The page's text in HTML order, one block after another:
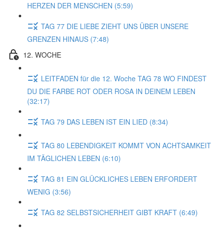
HERZEN DER MENSCHEN (5:59)
TAG 77 DIE LIEBE ZIEHT UNS ÜBER UNSERE
GRENZEN HINAUS (7:48)
12. WOCHE
LEITFADEN für die 12. Woche TAG 78 WO FINDEST
DU DIE FARBE ROT ODER ROSA IN DEINEM LEBEN
(32:17)
TAG 79 DAS LEBEN IST EIN LIED (8:34)
TAG 80 LEBENDIGKEIT KOMMT VON ACHTSAMKEIT
IM TÄGLICHEN LEBEN (6:10)
TAG 81 EIN GLÜCKLICHES LEBEN ERFORDERT
WENIG (3:56)
TAG 82 SELBSTSICHERHEIT GIBT KRAFT (6:49)